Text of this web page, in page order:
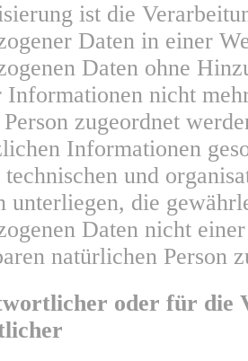
ist die
Daten in einer
Daten ohne
Informationen nicht
zugeordnet
Informationen
und
unterliegen, die
Daten nicht
natürlichen Person
oder für die